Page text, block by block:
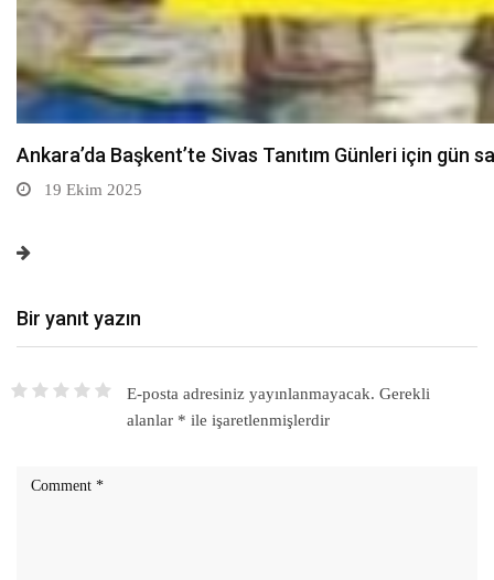
CHP Kocaeli Kongresi’nde basına saldırı gerginliği –
19 Ekim 2025
Bir yanıt yazın
E-posta adresiniz yayınlanmayacak. Gerekli
alanlar * ile işaretlenmişlerdir